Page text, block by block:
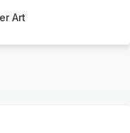
Art